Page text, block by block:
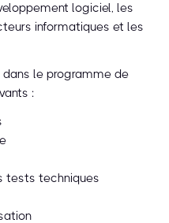
logiciel, les
informatiques et les
le programme de
:
tests techniques